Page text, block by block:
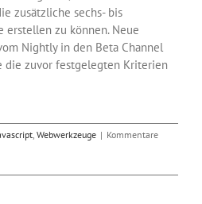
zusätzliche sechs- bis
erstellen zu können. Neue
Nightly in den Beta Channel
die zuvor festgelegten Kriterien
Webwerkzeuge | Kommentare